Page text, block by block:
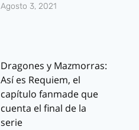
Agosto 3, 2021
Dragones y Mazmorras:
Así es Requiem, el
capítulo fanmade que
cuenta el final de la
serie